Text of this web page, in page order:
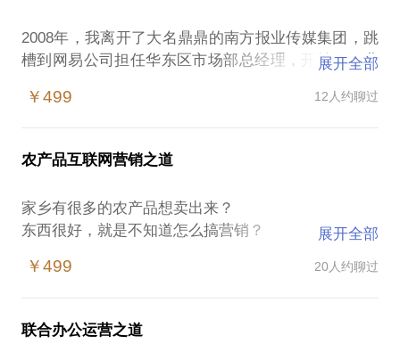
2008年，我离开了大名鼎鼎的南方报业传媒集团，跳
槽到网易公司担任华东区市场部总经理，开始了职业
员，这次转型，失去的是无冕之王的枷锁，获得的却
2011年，与一帮老同事一道，开始研讨并创立了本来
生活网，开始最为彻底的转型，其中的经验和教训、
新闻从业人员发现问题、分析问题、搜集资源的能力
是一流的，但在实业的操盘过程中，却经常发现很多
与“生意”格格不入的习性。举个例子，运营第一年的
在决策上认为春节的配送可以迅速建立在客户间的口
展开全部
￥499 12人约聊过
农产品互联网营销之道
家乡有很多的农产品想卖出来？
东西很好，就是不知道怎么搞营销？
优质农产品进城正在成为势不可挡的趋势，便捷的互
的便利，但是，好东西不等于好价格，好价格不等于
好销售，成为困扰新农业从业者的一个心病。
展开全部
￥499 20人约聊过
联合办公运营之道